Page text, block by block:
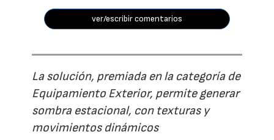
ver/escribir comentarios
La solución, premiada en la categoría de
Equipamiento Exterior, permite generar
sombra estacional, con texturas y
movimientos dinámicos